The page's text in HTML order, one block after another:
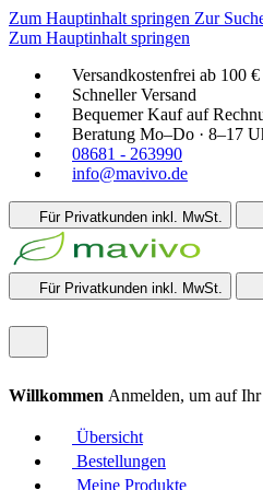
Zum Hauptinhalt springen Zur
Zum Hauptinhalt springen
Versandkostenfrei ab 100 €
Schneller Versand
Bequemer Kauf auf
Beratung Mo–Do · 8–17
08681 - 263990
info@mavivo.de
Für Privatkunden inkl. MwSt.
Für Privatkunden inkl. MwSt.
Willkommen Anmelden, um auf
Übersicht
Bestellungen
Meine Produkte